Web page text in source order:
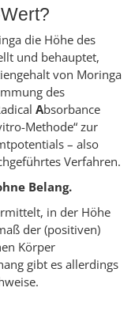
die Höhe des
und behauptet,
von Moringa
des
adical Absorbance
Methode“ zur
– also
Verfahren.
Belang.
in der Höhe
der (positiven)
Körper
gibt es allerdings